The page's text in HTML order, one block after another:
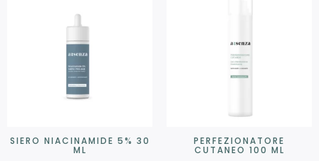
SIERO NIACINAMIDE 5% 30
ML
PERFEZIONATORE
CUTANEO 100 ML